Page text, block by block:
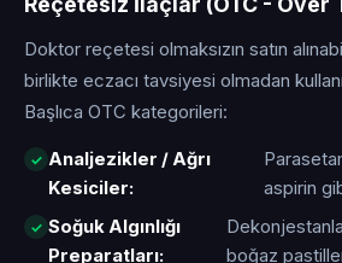
Doktor reçetesi olmaksızın satın
birlikte eczacı tavsiyesi olmadan
Başlıca OTC kategorileri:
Analjezikler / Ağrı
Kesiciler:
aspirin
Soğuk Algınlığı
Preparatları:
boğaz